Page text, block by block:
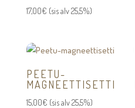
17,00€ (sis alv 25,5%)
PEETU-
MAGNEETTISETTI
15,00€ (sis alv 25,5%)